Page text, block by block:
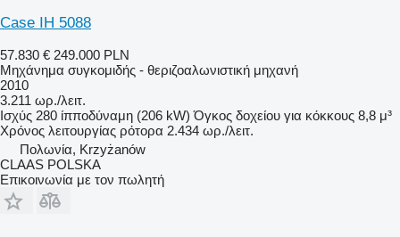
Case IH 5088
57.830 € 249.000 PLN
Μηχάνημα συγκομιδής - θεριζοαλωνιστική μηχανή
2010
3.211 ωρ./λειτ.
Ισχύς 280 ίπποδύναμη (206 kW) Όγκος δοχείου για κόκκους 8,8 μ³
Χρόνος λειτουργίας ρότορα 2.434 ωρ./λειτ.
Πολωνία, Krzyżanów
CLAAS POLSKA
Επικοινωνία με τον πωλητή